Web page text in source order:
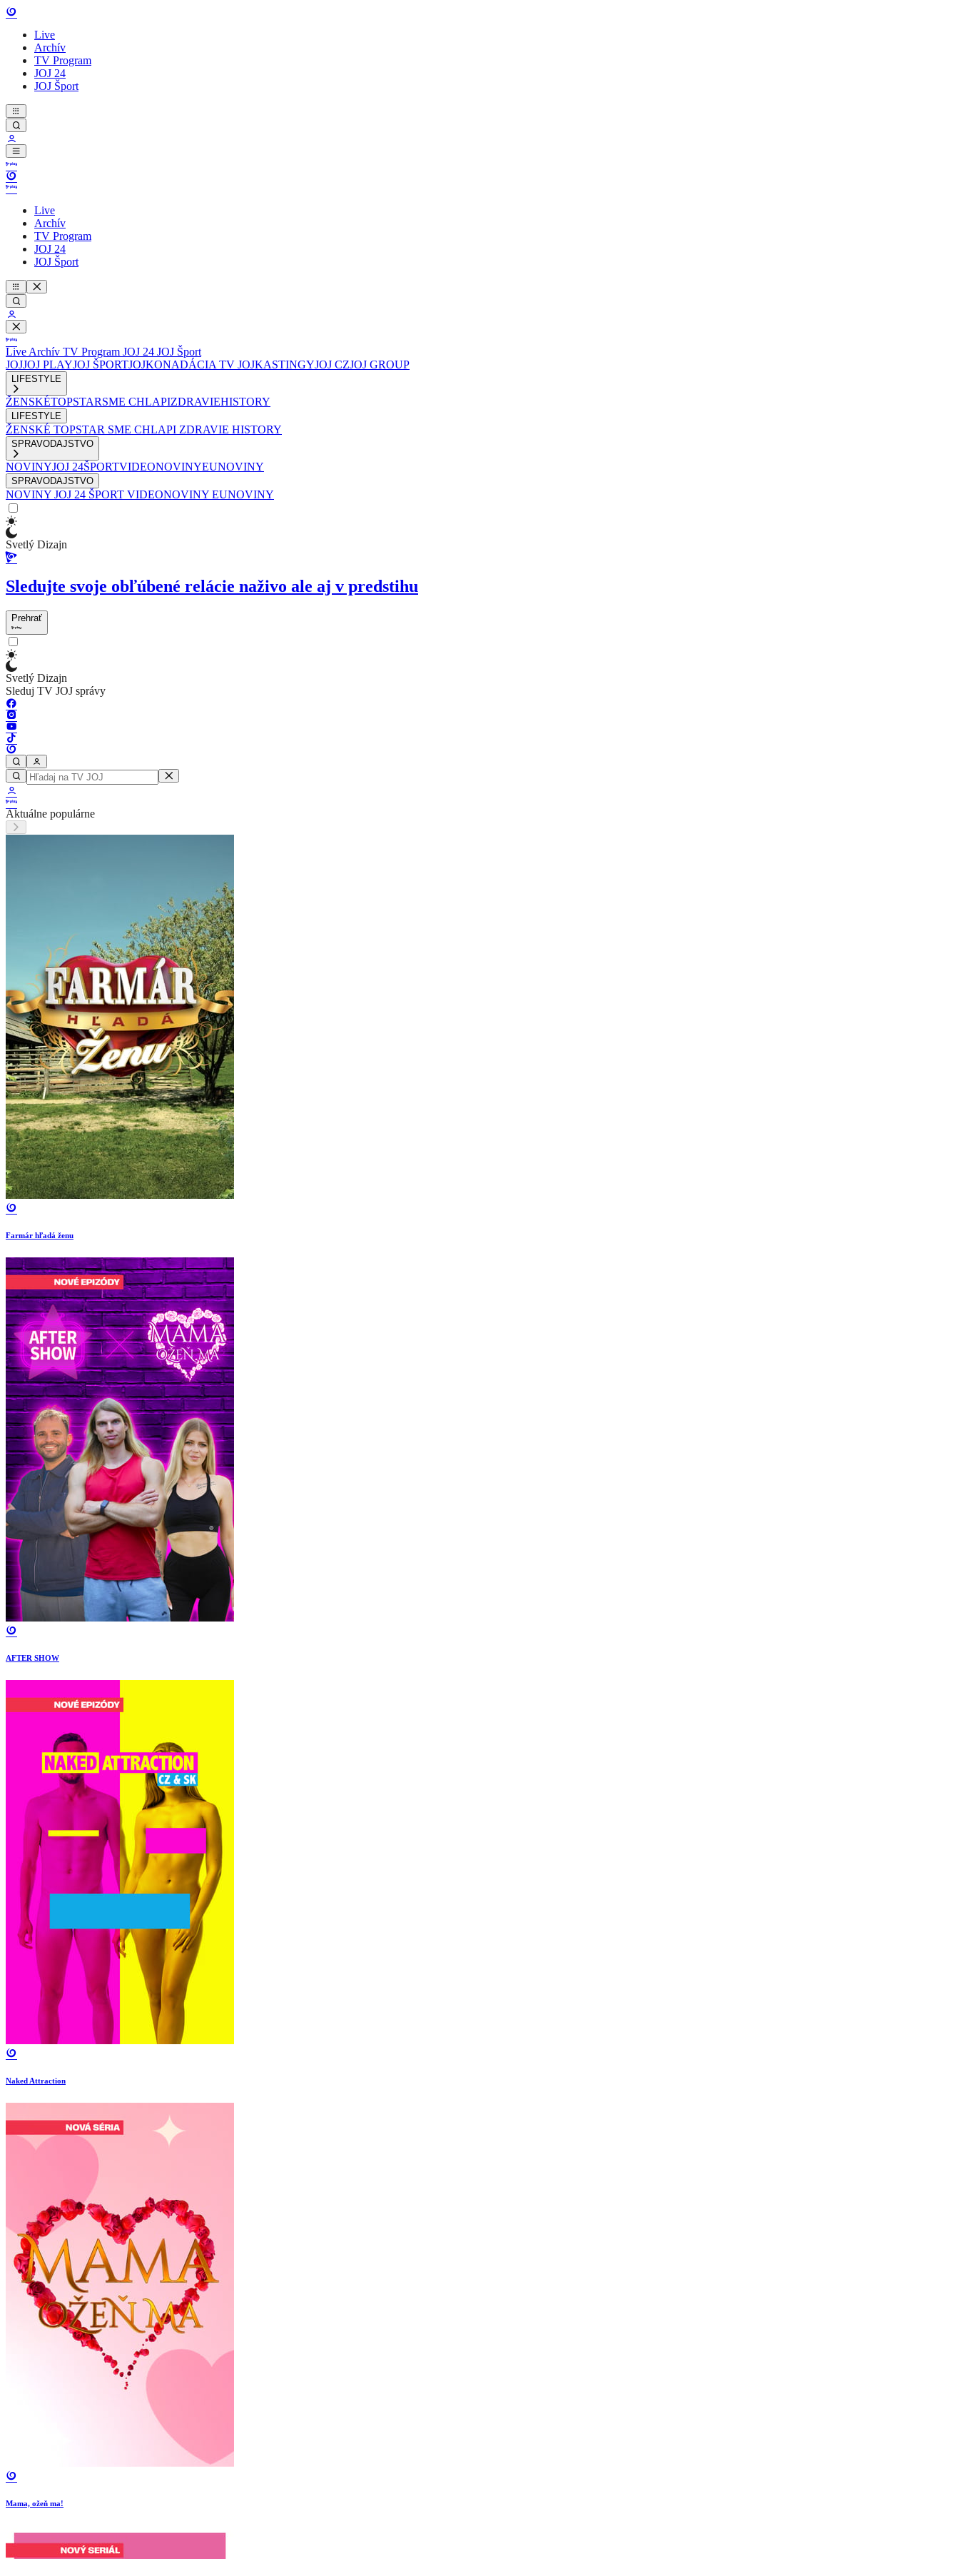
Live
Archív
TV Program
JOJ 24
JOJ Šport
Live
Archív
TV Program
JOJ 24
JOJ Šport
Live Archív TV Program JOJ 24 JOJ Šport
JOJJOJ PLAYJOJ ŠPORTJOJKONADÁCIA TV JOJKASTINGYJOJ CZJOJ GROUP
LIFESTYLE
ŽENSKÉTOPSTARSME CHLAPIZDRAVIEHISTORY
LIFESTYLE
ŽENSKÉ TOPSTAR SME CHLAPI ZDRAVIE HISTORY
SPRAVODAJSTVO
NOVINYJOJ 24ŠPORTVIDEONOVINYEUNOVINY
SPRAVODAJSTVO
NOVINY JOJ 24 ŠPORT VIDEONOVINY EUNOVINY
Svetlý Dizajn
Sledujte svoje obľúbené relácie naživo ale aj v predstihu
Prehrať
Svetlý Dizajn
Sleduj TV JOJ správy
Aktuálne populárne
Farmár hľadá ženu
AFTER SHOW
Naked Attraction
Mama, ožeň ma!